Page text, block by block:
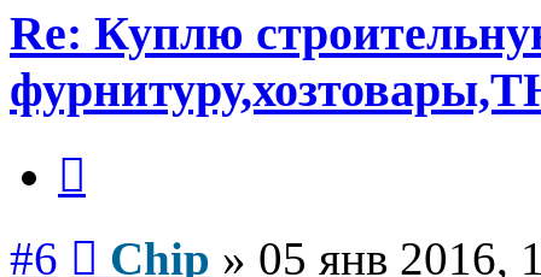
Re: Куплю
#6 Chip » 05 янв 2016,